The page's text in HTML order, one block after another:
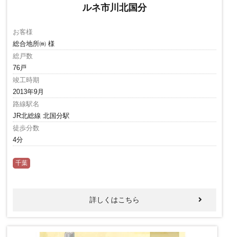
ルネ市川北国分
お客様
総合地所㈱ 様
総戸数
76戸
竣工時期
2013年9月
路線駅名
JR北総線 北国分駅
徒歩分数
4分
千葉
詳しくはこちら